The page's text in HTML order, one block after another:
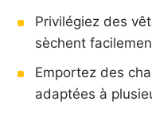
Privilégiez des
sèchent
Emportez des
adaptées à